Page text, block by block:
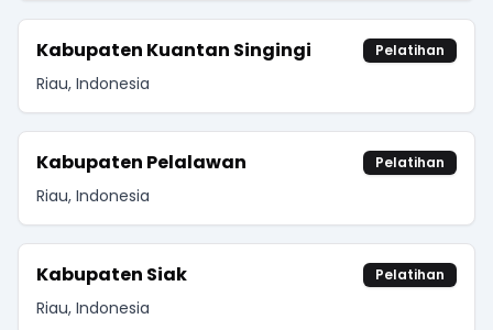
Kabupaten Kuantan Singingi Pelatihan
Riau, Indonesia
Kabupaten Pelalawan Pelatihan
Riau, Indonesia
Kabupaten Siak Pelatihan
Riau, Indonesia